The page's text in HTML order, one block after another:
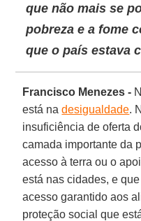
que não mais se
pobreza e a fome
que o país estava
Francisco Menezes -
está nadesigualdade.
insuficiência de oferta
camada importante da
acesso à terra ou o
está nas cidades, e
acesso garantido aos
proteção social que